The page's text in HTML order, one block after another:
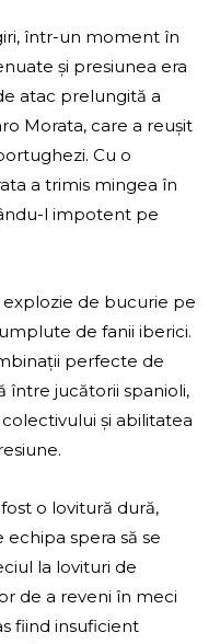
într-un moment în
și presiunea era
atac prelungită a
Morata, care a reușit
Cu o
a trimis mingea în
l impotent pe
explozie de bucurie pe
de fanii iberici.
perfecte de
între jucătorii spanioli,
și abilitatea
o lovitură dură,
spera să se
la lovituri de
de a reveni în meci
fiind insuficient